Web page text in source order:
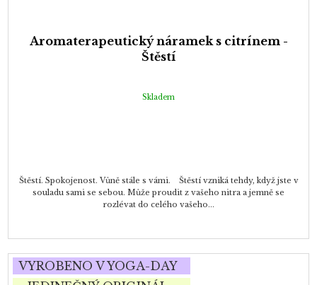
Aromaterapeutický náramek s citrínem -
Štěstí
Skladem
Štěstí. Spokojenost. Vůně stále s vámi. Štěstí vzniká tehdy, když jste v
souladu sami se sebou. Může proudit z vašeho nitra a jemně se
rozlévat do celého vašeho...
VYROBENO V YOGA-DAY